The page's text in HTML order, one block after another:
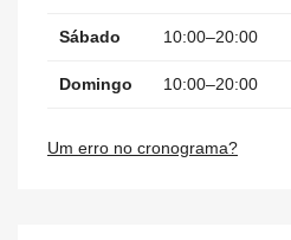
Sábado 10:00–20:00
Domingo 10:00–20:00
Um erro no cronograma?